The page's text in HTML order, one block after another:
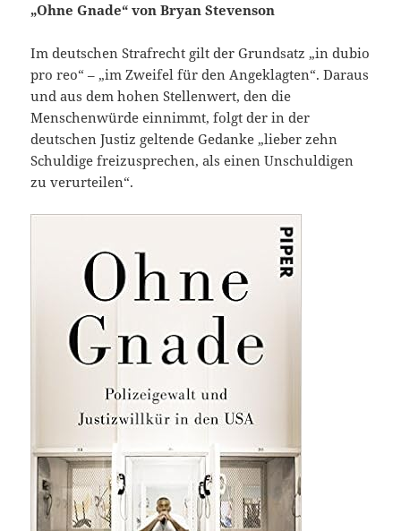
„Ohne Gnade“ von Bryan Stevenson
Im deutschen Strafrecht gilt der Grundsatz „in dubio
pro reo“ – „im Zweifel für den Angeklagten“. Daraus
und aus dem hohen Stellenwert, den die
Menschenwürde einnimmt, folgt der in der
deutschen Justiz geltende Gedanke „lieber zehn
Schuldige freizusprechen, als einen Unschuldigen
zu verurteilen“.